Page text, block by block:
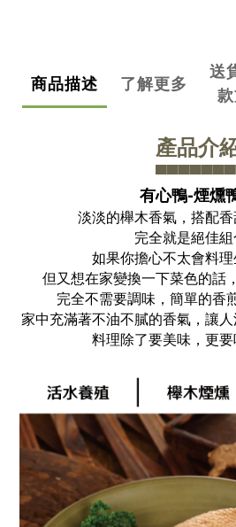
商品描述 了解更多
送
產品介
▀▀▀▀▀▀▀
有心鴨-煙燻
淡淡的櫸木香氣，搭配香
完全就是絕佳組
如果你擔心不太會料理
但又想在家變換一下菜色的話
完全不需要調味，簡單的香
家中充滿著不油不膩的香氣，讓人
料理除了要美味，更要